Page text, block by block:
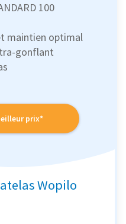
100
maintien optimal
gonflant
prix*
Wopilo